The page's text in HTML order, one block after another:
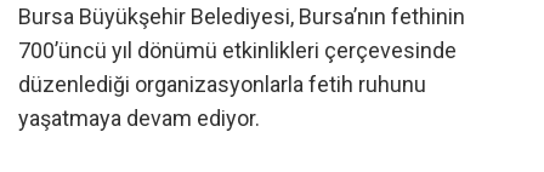
Bursa Büyükşehir Belediyesi, Bursa’nın fethinin
700’üncü yıl dönümü etkinlikleri çerçevesinde
düzenlediği organizasyonlarla fetih ruhunu
yaşatmaya devam ediyor.